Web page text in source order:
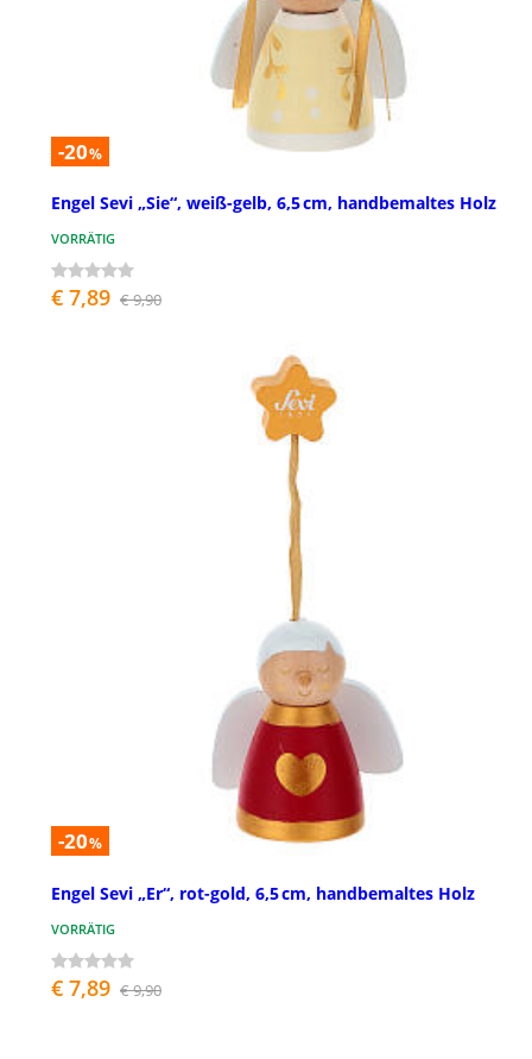
-20%
Engel Sevi „Sie“, weiß-gelb, 6,5 cm, handbemaltes Holz
VORRÄTIG
€ 7,89 € 9,90
-20%
Engel Sevi „Er“, rot-gold, 6,5 cm, handbemaltes Holz
VORRÄTIG
€ 7,89 € 9,90